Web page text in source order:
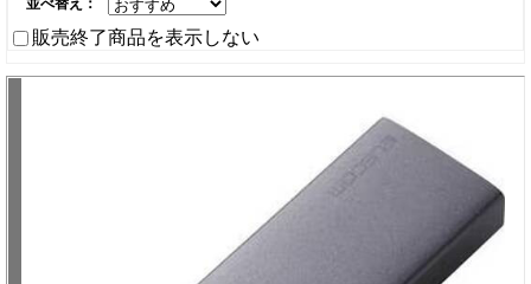
並べ替え：
販売終了商品を表示しない